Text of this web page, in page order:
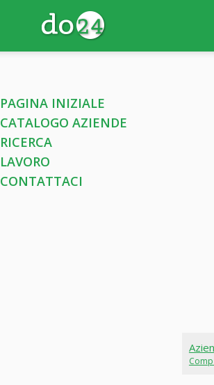
PAGINA INIZIALE
CATALOGO AZIENDE
RICERCA
LAVORO
CONTATTACI